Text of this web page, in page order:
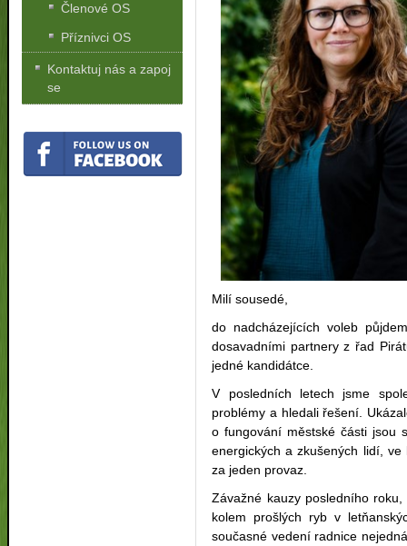
Milí sousedé,
do nadcházejících voleb
dosavadními partnery z řad
jedné kandidátce.
V posledních letech jsme
problémy a hledali řešení.
o fungování městské části jsou
energických a zkušených lidí,
za jeden provaz.
Závažné kauzy posledního
kolem prošlých ryb v
současné vedení radnice
Členové OS
Příznivci OS
Kontaktuj nás a zapoj
se